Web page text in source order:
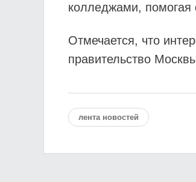
колледжами, помогая
Отмечается, что
правительство
лента новостей